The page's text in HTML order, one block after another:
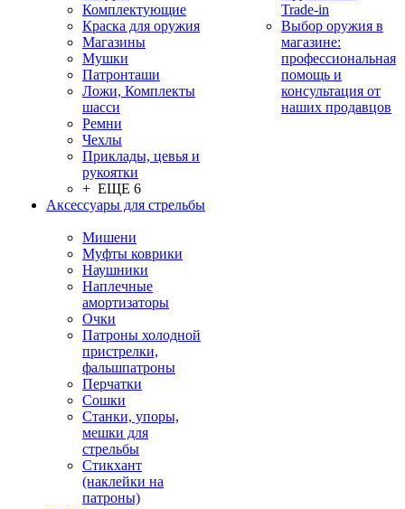
Комплектующие
Краска для оружия
Магазины
Мушки
Патронташи
Ложи, Комплекты
шасси
Ремни
Чехлы
Приклады, цевья и
рукоятки
+ ЕЩЕ 6
Аксессуары для стрельбы
Мишени
Муфты коврики
Наушники
Наплечные
амортизаторы
Очки
Патроны холодной
пристрелки,
фальшпатроны
Перчатки
Сошки
Станки, упоры,
мешки для
стрельбы
Стикхант
(наклейки на
патроны)
Trade-in
Выбор оружия в
магазине:
профессиональная
помощь и
консультация от
наших продавцов